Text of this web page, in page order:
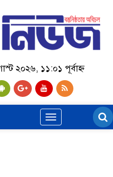
২০২৬, ১১:০১ পূর্বাহ্ন
Toggle
navigation